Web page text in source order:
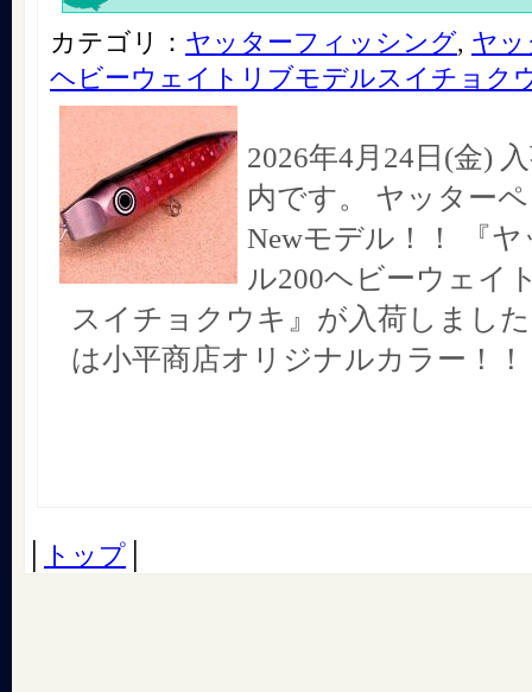
カテゴリ： ヤッターフィッシング, ヤッ
ヘビーウェイトリブモデルスイチョク
2026年4月24日(金)
内です。 ヤッター
Newモデル！！ 『
ル200ヘビーウェイ
スイチョクウキ』が入荷しまし
は小平商店オリジナルカラー！！
トップ